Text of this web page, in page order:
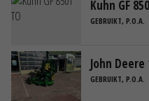
Kuhn GF
GEBRUIKT, P.O.A.
John Deere
GEBRUIKT, P.O.A.